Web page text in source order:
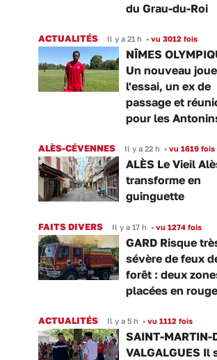
du Grau-du-Roi
ACTUALITÉS Il y a 21 h • vu 3012 fois
NÎMES
Un nouveau
l'essai, un ex de
passage et
pour les
ALÈS-CÉVENNES Il y a 22 h • vu 1619 fois
ALÈS Le Vieil
transforme en
guinguette
FAITS DIVERS Il y a 17 h • vu 1274 fois
GARD Risque
sévère de feux
forêt : deux
placées en
ACTUALITÉS Il y a 5 h • vu 1112 fois
SAINT-MARTIN-
VALGALGUES Il